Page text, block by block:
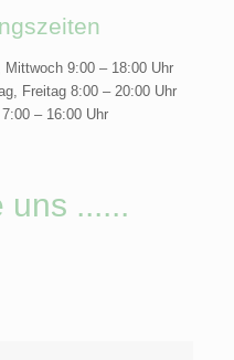
Mittwoch 9:00 – 18:00 Uhr
Freitag 8:00 – 20:00 Uhr
– 16:00 Uhr
uns ......